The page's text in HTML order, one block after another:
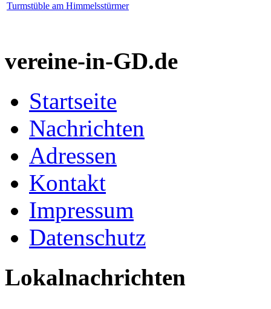
Turmstüble am Himmelsstürmer
vereine-in-GD.de
Startseite
Nachrichten
Adressen
Kontakt
Impressum
Datenschutz
Lokalnachrichten